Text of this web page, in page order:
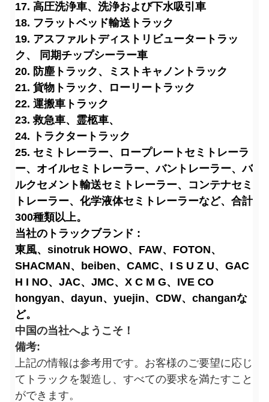
17. 高圧洗浄車、洗浄および下水吸引車
18. フラットベッド輸送トラック
19. アスファルトディストリビュータートラッ
ク、 同期チップシーラー車
20. 防塵トラック、ミストキャノントラック
21. 貨物トラック、ローリートラック
22. 運搬車トラック
23. 救急車、霊柩車、
24. トラクタートラック
25. セミトレーラー、ロープレートセミトレーラ
ー、オイルセミトレーラー、バントレーラー、バ
ルクセメント輸送セミトレーラー、コンテナセミ
トレーラー、化学液体セミトレーラーなど、合計
300種類以上。
当社のトラックブランド :
東風、sinotruk HOWO、FAW、FOTON、
SHACMAN、beiben、CAMC、I S U Z U、GAC
H I NO、JAC、JMC、X C M G、IVE CO
hongyan、dayun、yuejin、CDW、changanな
ど。
中国の当社へようこそ！
備考:
上記の情報は参考用です。お客様のご要望に応じ
てトラックを製造し、すべての要求を満たすこと
ができます。